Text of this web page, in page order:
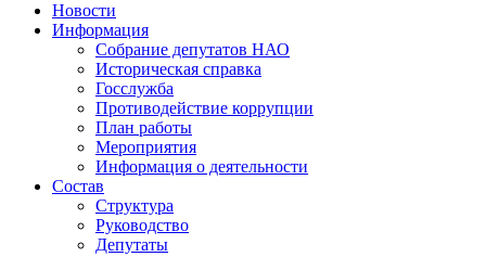
Новости
Информация
Собрание депутатов НАО
Историческая справка
Госслужба
Противодействие коррупции
План работы
Мероприятия
Информация о деятельности
Состав
Структура
Руководство
Депутаты